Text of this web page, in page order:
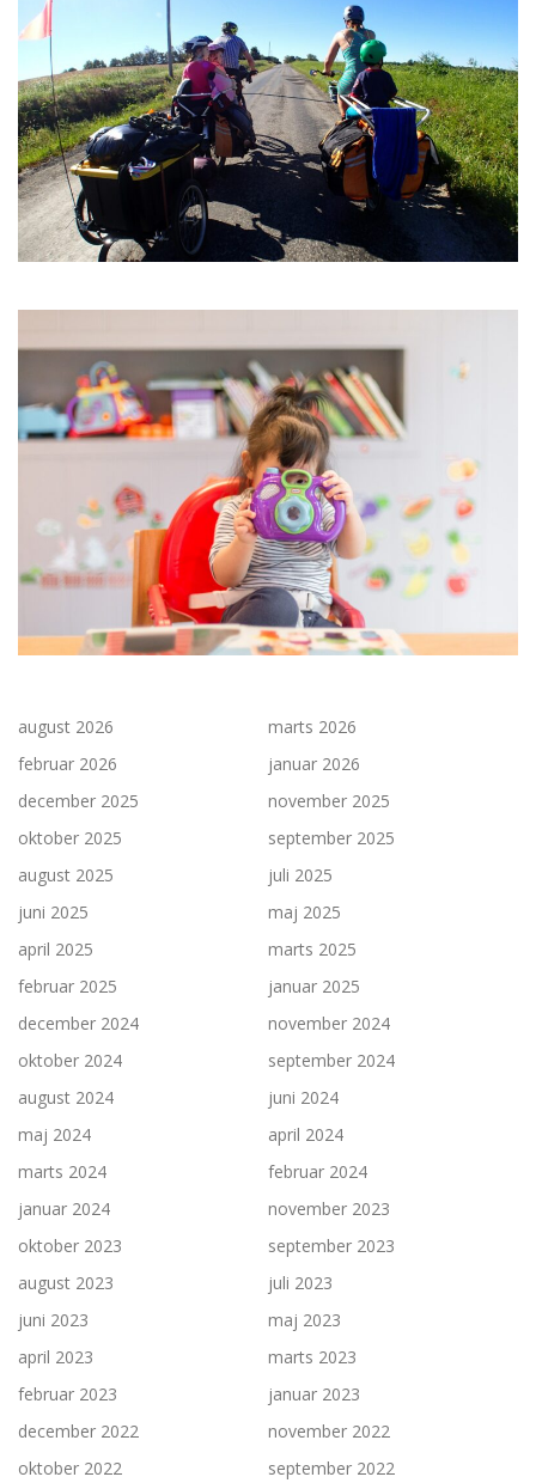
august 2026
marts 2026
februar 2026
januar 2026
december 2025
november 2025
oktober 2025
september 2025
august 2025
juli 2025
juni 2025
maj 2025
april 2025
marts 2025
februar 2025
januar 2025
december 2024
november 2024
oktober 2024
september 2024
august 2024
juni 2024
maj 2024
april 2024
marts 2024
februar 2024
januar 2024
november 2023
oktober 2023
september 2023
august 2023
juli 2023
juni 2023
maj 2023
april 2023
marts 2023
februar 2023
januar 2023
december 2022
november 2022
oktober 2022
september 2022